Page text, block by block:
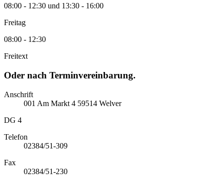
08:00 - 12:30 und 13:30 - 16:00
Freitag
08:00 - 12:30
Freitext
Oder nach Terminvereinbarung.
Anschrift
001 Am Markt 4 59514 Welver
DG 4
Telefon
02384/51-309
Fax
02384/51-230